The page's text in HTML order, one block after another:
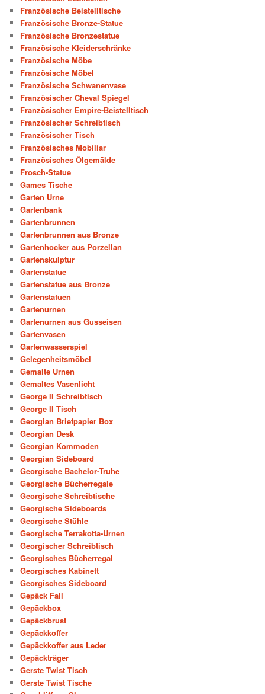
Französische Beistelltische
Französische Bronze-Statue
Französische Bronzestatue
Französische Kleiderschränke
Französische Möbe
Französische Möbel
Französische Schwanenvase
Französischer Cheval Spiegel
Französischer Empire-Beistelltisch
Französischer Schreibtisch
Französischer Tisch
Französisches Mobiliar
Französisches Ölgemälde
Frosch-Statue
Games Tische
Garten Urne
Gartenbank
Gartenbrunnen
Gartenbrunnen aus Bronze
Gartenhocker aus Porzellan
Gartenskulptur
Gartenstatue
Gartenstatue aus Bronze
Gartenstatuen
Gartenurnen
Gartenurnen aus Gusseisen
Gartenvasen
Gartenwasserspiel
Gelegenheitsmöbel
Gemalte Urnen
Gemaltes Vasenlicht
George II Schreibtisch
George II Tisch
Georgian Briefpapier Box
Georgian Desk
Georgian Kommoden
Georgian Sideboard
Georgische Bachelor-Truhe
Georgische Bücherregale
Georgische Schreibtische
Georgische Sideboards
Georgische Stühle
Georgische Terrakotta-Urnen
Georgischer Schreibtisch
Georgisches Bücherregal
Georgisches Kabinett
Georgisches Sideboard
Gepäck Fall
Gepäckbox
Gepäckbrust
Gepäckkoffer
Gepäckkoffer aus Leder
Gepäckträger
Gerste Twist Tisch
Gerste Twist Tische